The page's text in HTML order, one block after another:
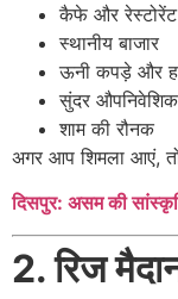
कैफे और रेस्टोरेंट
स्थानीय बाजार
ऊनी कपड़े और
सुंदर औपनिवेशिक
शाम की रौनक
अगर आप शिमला आएं,
दिसपुर: असम की
2. रिज